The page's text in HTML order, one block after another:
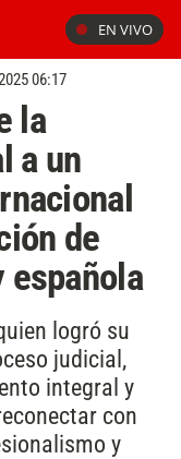
EN VIVO
06:17
la
a un
de
española
logró su
judicial,
integral y
con
y